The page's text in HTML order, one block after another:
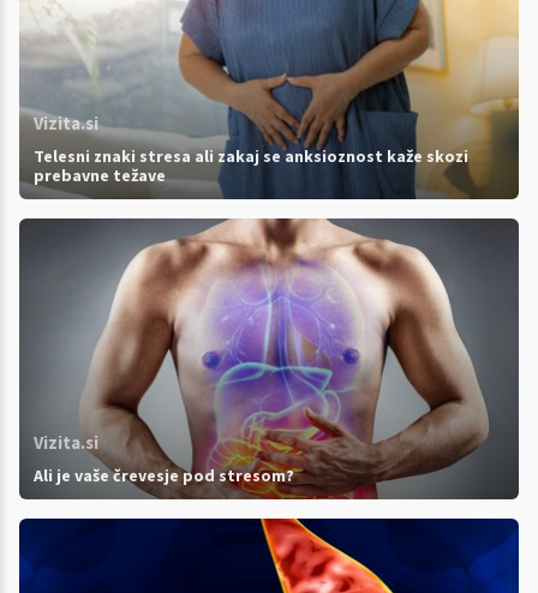
Vizita.si
Telesni znaki stresa ali zakaj se anksioznost kaže skozi
prebavne težave
Vizita.si
Ali je vaše črevesje pod stresom?